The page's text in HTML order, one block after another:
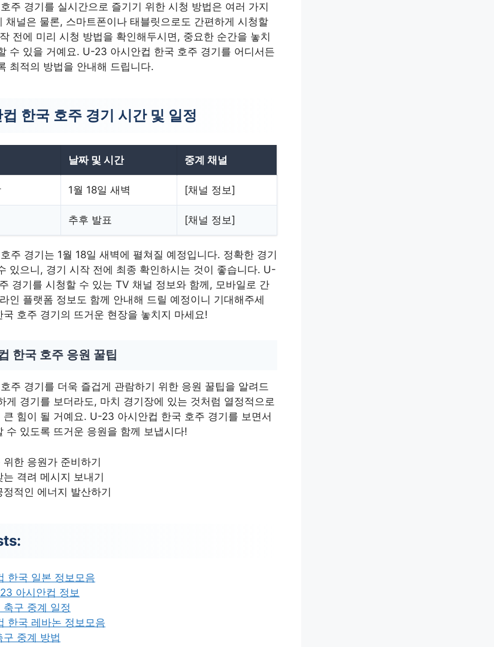
주 경기를 실시간으로 즐기기 위한 시청 방법은 여러 가지
채널은 물론, 스마트폰이나 태블릿으로도 간편하게 시청할
전에 미리 시청 방법을 확인해두시면, 중요한 순간을 놓치
수 있을 거예요. U-23 아시안컵 한국 호주 경기를 어디서든
최적의 방법을 안내해 드립니다.
한국 호주 경기 시간 및 일정
날짜 및 시간 중계 채널
1월 18일 새벽 [채널 정보]
추후 발표 [채널 정보]
주 경기는 1월 18일 새벽에 펼쳐질 예정입니다. 정확한 경기
있으니, 경기 시작 전에 최종 확인하시는 것이 좋습니다. U-
경기를 시청할 수 있는 TV 채널 정보와 함께, 모바일로 간
인 플랫폼 정보도 함께 안내해 드릴 예정이니 기대해주세
호주 경기의 뜨거운 현장을 놓치지 마세요!
한국 호주 응원 꿀팁
주 경기를 더욱 즐겁게 관람하기 위한 응원 꿀팁을 알려드
게 경기를 보더라도, 마치 경기장에 있는 것처럼 열정적으로
큰 힘이 될 거예요. U-23 아시안컵 한국 호주 경기를 보면서
수 있도록 뜨거운 응원을 함께 보냅시다!
한 응원가 준비하기
는 격려 메시지 보내기
적인 에너지 발산하기
한국 일본 정보모음
아시안컵 정보
구 중계 일정
한국 레바논 정보모음
구 중계 방법